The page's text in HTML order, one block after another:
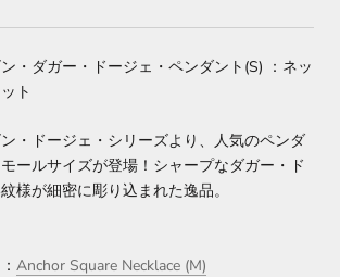
・ダガー・ドージェ・ペンダント(S) ：ネッ
ト
・ドージェ・シリーズより、人気のペンダ
ールサイズが登場！シャープなダガー・ド
様が細密に彫り込まれた逸品。
Anchor Square Necklace (M)